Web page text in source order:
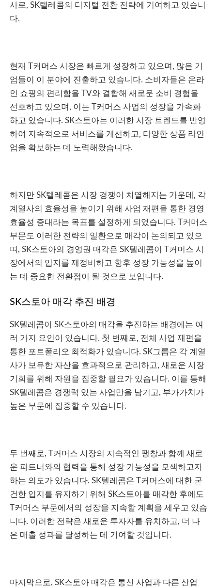
사로, SK텔레콤의 디지털 전환 전략에 기여하고 있습니
다.
현재 T커머스 시장은 빠르게 성장하고 있으며, 많은 기
업들이 이 분야에 진출하고 있습니다. 소비자들은 온라
인 쇼핑의 편리함을 TV와 결합해 새로운 소비 경험을
선호하고 있으며, 이는 T커머스 사업의 성장을 가속화
하고 있습니다. SK스토아는 이러한 시장 트렌드를 반영
하여 지속적으로 서비스를 개선하고, 다양한 상품 라인
업을 확보하는 데 노력해왔습니다.
하지만 SK텔레콤은 시장 경쟁이 치열해지는 가운데, 각
계열사의 효율성을 높이기 위해 사업 재편을 통한 경영
효율성 증대라는 목표를 설정하게 되었습니다. T커머스
부문도 이러한 전략의 일환으로 매각이 논의되고 있으
며, SK스토아의 경영권 매각은 SK텔레콤이 T커머스 시
장에서의 입지를 재정비하고 향후 성장 가능성을 높이
는 데 중요한 전환점이 될 것으로 보입니다.
SK스토아 매각 추진 배경
SK텔레콤이 SK스토아의 매각을 추진하는 배경에는 여
러 가지 요인이 있습니다. 첫 번째로, 전체 사업 재편을
통한 포트폴리오 최적화가 있습니다. SK그룹은 각 계열
사가 보유한 자산을 효과적으로 관리하고, 새로운 시장
기회를 위해 자원을 집중할 필요가 있습니다. 이를 통해
SK텔레콤은 경쟁력 있는 사업만을 남기고, 부가가치가
높은 부문에 집중할 수 있습니다.
두 번째로, T커머스 시장의 지속적인 팽창과 함께 새로
운 파트너와의 협력을 통해 성장 가능성을 모색하고자
하는 의도가 있습니다. SK텔레콤은 T커머스에 대한 굳
건한 입지를 유지하기 위해 SK스토아를 매각한 후에도
T커머스 부문에서의 성장을 지속할 계획을 세우고 있습
니다. 이러한 전략은 새로운 투자자를 유치하고, 더 나
은 매출 성과를 달성하는 데 기여할 것입니다.
마지막으로, SK스토아 매각은 통신 사업과 다른 산업